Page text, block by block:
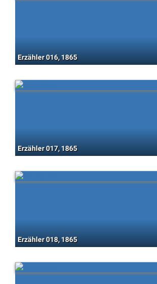
Erzähler 016, 1865
Erzähler 017, 1865
Erzähler 018, 1865